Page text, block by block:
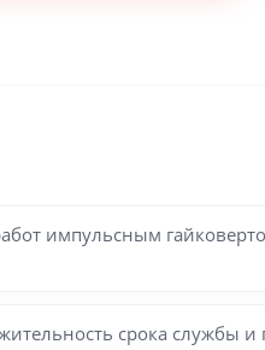
импульсным
срока службы